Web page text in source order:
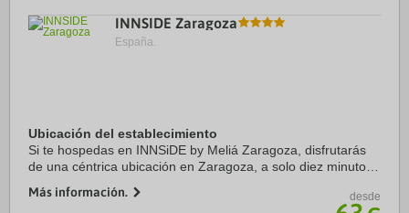
INNSIDE Zaragoza
España.
Ubicación del establecimiento
Si te hospedas en INNSiDE by Meliá Zaragoza, disfrutarás
de una céntrica ubicación en Zaragoza, a solo diez minutos
este hotel se encuentra a 1,6 km de ...
Más información. desde